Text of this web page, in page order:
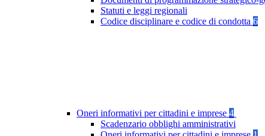
Statuti e leggi regionali
Codice disciplinare e codice di condotta 6
Oneri informativi per cittadini e imprese 4
Scadenzario obblighi amministrativi